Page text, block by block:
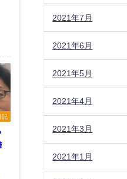
記
2021年7月
2021年6月
2021年5月
2021年4月
2021年3月
2021年1月